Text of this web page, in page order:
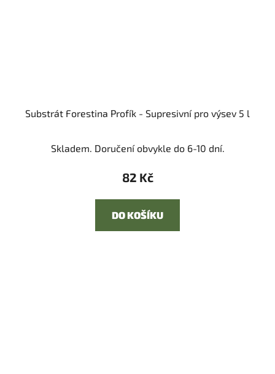
Substrát Forestina Profík - Supresivní pro výsev 5 l
Skladem. Doručení obvykle do 6-10 dní.
82 Kč
DO KOŠÍKU